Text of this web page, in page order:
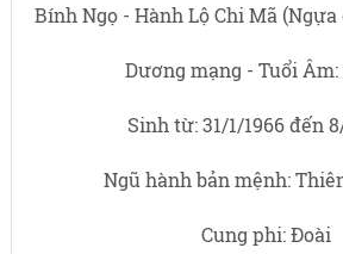
Bính Ngọ - Hành Lộ Chi Mã
Dương mạng - Tuổi Âm:
Sinh từ: 31/1/1966 đến
Ngũ hành bản mệnh:
Cung phi: Đoài